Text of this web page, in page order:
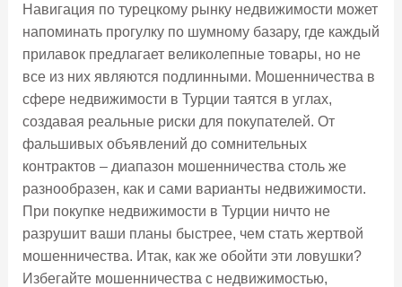
Навигация по турецкому рынку недвижимости может
напоминать прогулку по шумному базару, где каждый
прилавок предлагает великолепные товары, но не
все из них являются подлинными. Мошенничества в
сфере недвижимости в Турции таятся в углах,
создавая реальные риски для покупателей. От
фальшивых объявлений до сомнительных
контрактов – диапазон мошенничества столь же
разнообразен, как и сами варианты недвижимости.
При покупке недвижимости в Турции ничто не
разрушит ваши планы быстрее, чем стать жертвой
мошенничества. Итак, как же обойти эти ловушки?
Избегайте мошенничества с недвижимостью,